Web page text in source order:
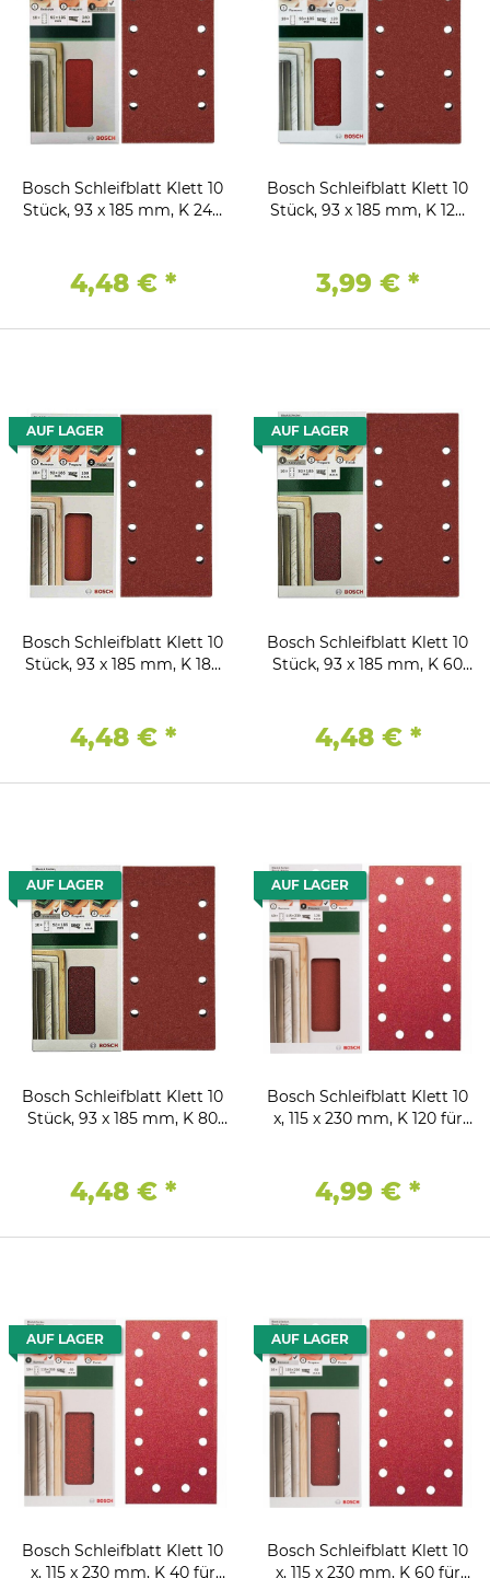
Bosch Schleifblatt Klett 10
Stück, 93 x 185 mm, K 240
4,48 € *
Bosch Schleifblatt Klett 10
Stück, 93 x 185 mm, K 120
3,99 € *
AUF LAGER
Bosch Schleifblatt Klett 10
Stück, 93 x 185 mm, K 180
4,48 € *
AUF LAGER
Bosch Schleifblatt Klett 10
Stück, 93 x 185 mm, K 60
4,48 € *
AUF LAGER
Bosch Schleifblatt Klett 10
Stück, 93 x 185 mm, K 80
4,48 € *
AUF LAGER
Bosch Schleifblatt Klett 10
x, 115 x 230 mm, K 120 für
4,99 € *
AUF LAGER
Bosch Schleifblatt Klett 10
x, 115 x 230 mm, K 40 für
AUF LAGER
Bosch Schleifblatt Klett 10
x, 115 x 230 mm, K 60 für